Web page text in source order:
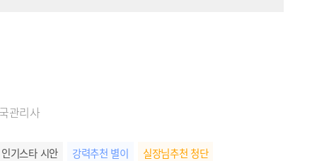
관리사
인기스타 시안 강력추천 별이
실장님추천 청단